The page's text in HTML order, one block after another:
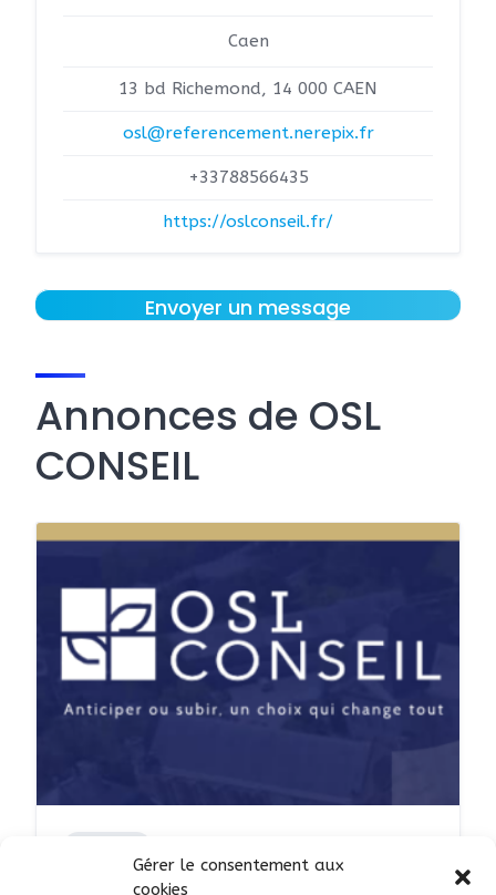
Gérer le consentement aux
cookies
Caen
13 bd Richemond, 14 000 CAEN
osl@referencement.nerepix.fr
+33788566435
https://oslconseil.fr/
Envoyer un message
Annonces de OSL
CONSEIL
OSL - cabinet de conseil en